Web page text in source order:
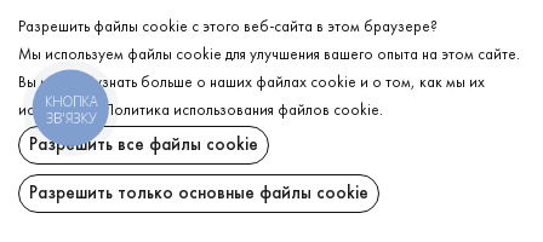
Разрешить файлы cookie с этого веб-сайта в этом браузере?
Мы используем файлы cookie для улучшения вашего опыта на этом сайте.
Вы можете узнать больше о наших файлах cookie и о том, как мы их
используем.
Политика использования файлов cookie.
Разрешить все файлы cookie
Разрешить только основные файлы cookie
КНОПКА
ЗВ'ЯЗКУ